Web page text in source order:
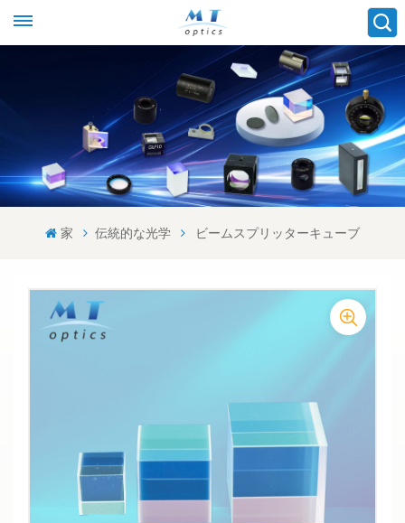
家 伝統的な光学 ビームスプリッターキューブ